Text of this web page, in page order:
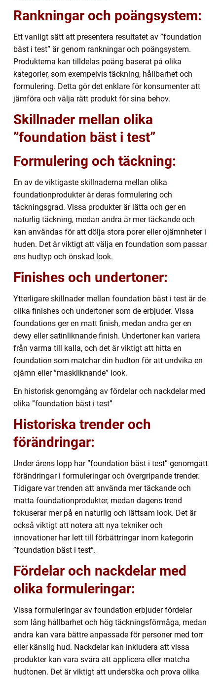
Rankningar och poängsystem:
Ett vanligt sätt att presentera resultatet av ”foundation
bäst i test” är genom rankningar och poängsystem.
Produkterna kan tilldelas poäng baserat på olika
kategorier, som exempelvis täckning, hållbarhet och
formulering. Detta gör det enklare för konsumenter att
jämföra och välja rätt produkt för sina behov.
Skillnader mellan olika
”foundation bäst i test”
Formulering och täckning:
En av de viktigaste skillnaderna mellan olika
foundationprodukter är deras formulering och
täckningsgrad. Vissa produkter är lätta och ger en
naturlig täckning, medan andra är mer täckande och
kan användas för att dölja stora porer eller ojämnheter i
huden. Det är viktigt att välja en foundation som passar
ens hudtyp och önskad look.
Finishes och undertoner:
Ytterligare skillnader mellan foundation bäst i test är de
olika finishes och undertoner som de erbjuder. Vissa
foundations ger en matt finish, medan andra ger en
dewy eller satinliknande finish. Undertoner kan variera
från varma till kalla, och det är viktigt att hitta en
foundation som matchar din hudton för att undvika en
ojämn eller ”maskliknande” look.
En historisk genomgång av fördelar och nackdelar med
olika ”foundation bäst i test”
Historiska trender och
förändringar:
Under årens lopp har ”foundation bäst i test” genomgått
förändringar i formuleringar och övergripande trender.
Tidigare var trenden att använda mer täckande och
matta foundationprodukter, medan dagens trend
fokuserar mer på en naturlig och lättsam look. Det är
också viktigt att notera att nya tekniker och
innovationer har lett till förbättringar inom kategorin
”foundation bäst i test”.
Fördelar och nackdelar med
olika formuleringar:
Vissa formuleringar av foundation erbjuder fördelar
som lång hållbarhet och hög täckningsförmåga, medan
andra kan vara bättre anpassade för personer med torr
eller känslig hud. Nackdelar kan inkludera att vissa
produkter kan vara svåra att applicera eller matcha
hudtonen. Det är viktigt att undersöka och prova olika